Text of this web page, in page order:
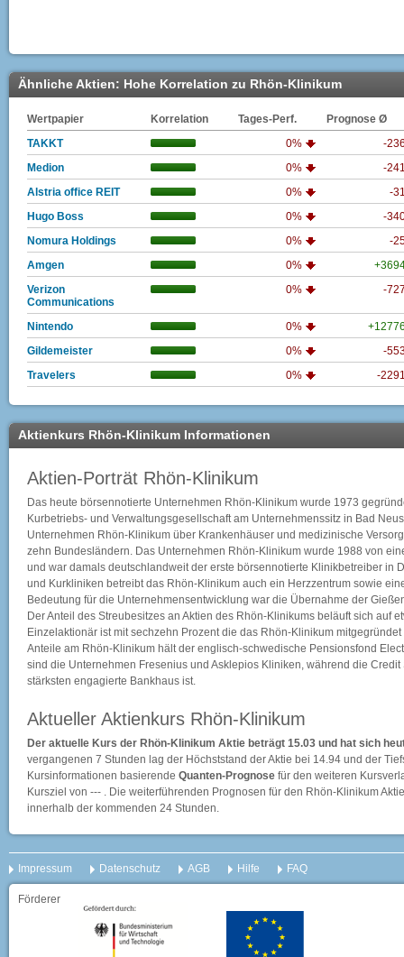
Ähnliche Aktien: Hohe Korrelation zu Rhön-Klinikum
Wertpapier Korrelation Tages-Perf.
Prognose Ø
TAKKT
0%
-
Medion
0%
-
Alstria office REIT
0%
-
Hugo Boss
0%
-
Nomura Holdings
0%
-
Amgen
0%
Verizon
Communications
0% -
Nintendo 0%
Gildemeister
0%
-
Travelers
0% -
Aktienkurs Rhön-Klinikum Informationen
Aktien-Porträt Rhön-Klinikum
Das heute börsennotierte Unternehmen Rhön-Klinikum wurde 1973
Kurbetriebs- und Verwaltungsgesellschaft am Unternehmenssitz in Bad
Unternehmen Rhön-Klinikum über Krankenhäuser und medizinische
zehn Bundesländern. Das Unternehmen Rhön-Klinikum wurde 1988 von
und war damals deutschlandweit der erste börsennotierte Klinikbetreiber in
und Kurkliniken betreibt das Rhön-Klinikum auch ein Herzzentrum sowie
Bedeutung für die Unternehmensentwicklung war die Übernahme der
Der Anteil des Streubesitzes an Aktien des Rhön-Klinikums beläuft sich auf
Einzelaktionär ist mit sechzehn Prozent die das Rhön-Klinikum
Anteile am Rhön-Klinikum hält der englisch-schwedische Pensionsfond
sind die Unternehmen Fresenius und Asklepios Kliniken, während die
stärksten engagierte Bankhaus ist.
Aktueller Aktienkurs Rhön-Klinikum
Der aktuelle Kurs der Rhön-Klinikum Aktie beträgt 15.03 und hat sich
vergangenen 7 Stunden lag der Höchststand der Aktie bei 14.94 und der
Kursinformationen basierende Quanten-Prognose für den weiteren
Kursziel von --- . Die weiterführenden Prognosen für den Rhön-Klinikum
innerhalb der kommenden 24 Stunden.
Impressum Datenschutz AGB Hilfe FAQ
Förderer